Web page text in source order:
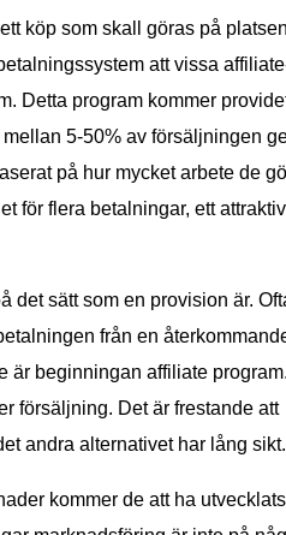
köp som skall göras på
att vissa
Detta program kommer
5-50% av försäljningen
på hur mycket arbete de
för flera betalningar, ett
det sätt som en provision är.
från en
är beginningan affiliate
försäljning. Det är frestande att
andra alternativet har lång sikt.
kommer de att ha